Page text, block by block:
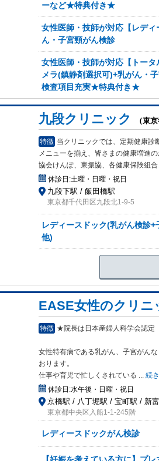
ーなど★特典付き★
女性医師・技師が対応【レデ
ん・子宮頸がん検診
女性医師・技師が対応【トー
メラ(鎮静剤選択可)+乳がん・
検査項目充実★特典付き★
九段クリニック （東
特徴 当クリニックでは、定期健康診
メニューを揃え、皆さまの健康増進の
協会けんぽ、東振協、各健康保険組
休診日:土曜・日曜・祝日
九段下駅 / 飯田橋駅
東京都千代田区九段北1-9-5
レディースドック(乳がん検診
他)
EASE女性のクリニ
特徴 ★院長は日本産婦人科学会認定
女性特有病である乳がん、子宮がんな
おります。
仕事や育児で忙しくされている ... 続
休診日:水午後・日曜・祝日
京橋駅 / 八丁堀駅 / 宝町駅 / 新
東京都中央区入船1-1‐245階
レディースドックがん検診